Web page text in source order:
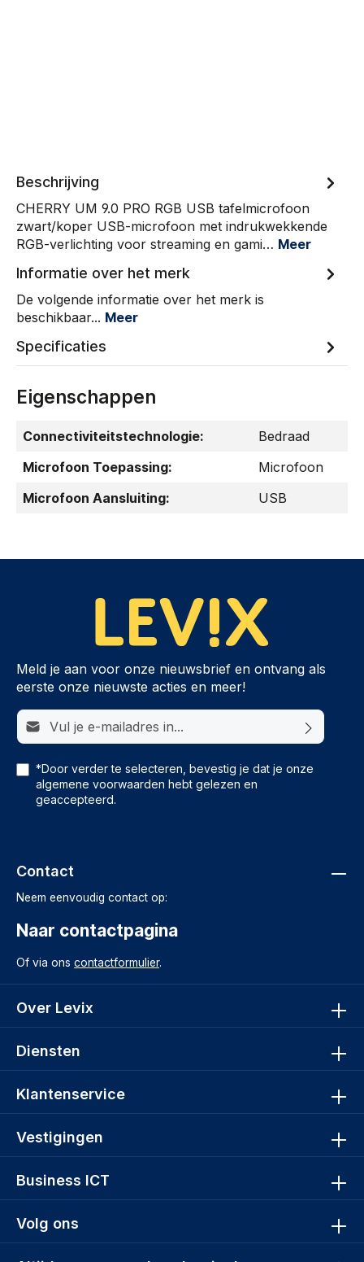
Beschrijving
CHERRY UM 9.0 PRO RGB USB tafelmicrofoon
zwart/koper USB-microfoon met indrukwekkende
RGB-verlichting voor streaming en gami… Meer
Informatie over het merk
De volgende informatie over het merk is
beschikbaar... Meer
Specificaties
Eigenschappen
Connectiviteitstechnologie:
Bedraad
Microfoon Toepassing:
Microfoon
Microfoon Aansluiting:
USB
Meld je aan voor onze nieuwsbrief en ontvang als
eerste onze nieuwste acties en meer!
E-mailadres*
*Door verder te selecteren, bevestig je dat je onze
algemene voorwaarden hebt gelezen en
geaccepteerd.
Volg ons
Contact
Neem eenvoudig contact op:
Naar contactpagina
Of via ons contactformulier.
Over Levix
Diensten
Klantenservice
Vestigingen
Business ICT